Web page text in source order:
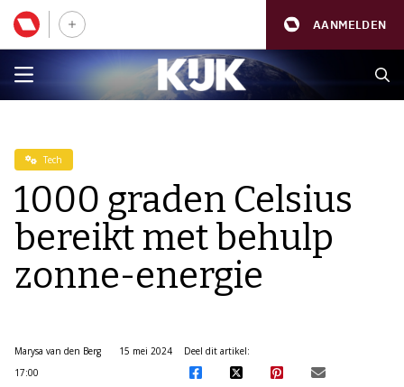
AANMELDEN
Tech
1000 graden Celsius
bereikt met behulp
zonne-energie
Marysa van den Berg
15 mei 2024
17:00
Deel dit artikel: